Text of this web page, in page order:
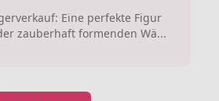
Eine perfekte Figur
zauberhaft formenden Wä...